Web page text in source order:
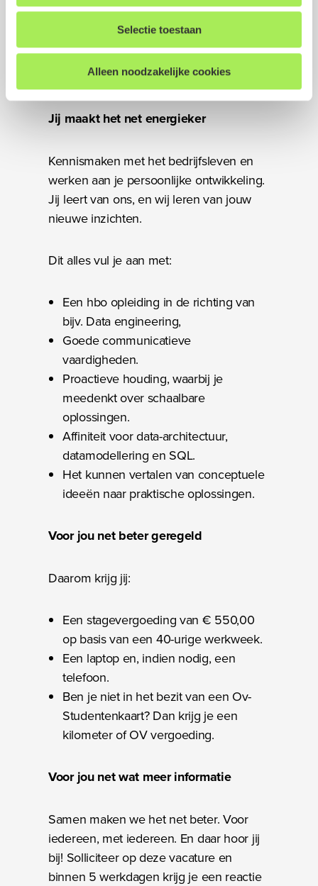
hebt u de mogelijkheid om uw gegeven toestemming te
allen tijde in te trekken. Dit kunt u doen door onderin op
We werken samen met17 derdendie uw gegevens
kunnen ontvangen en verwerken.
Selectie toestaan
Alleen noodzakelijke cookies
open, inhoudelijk gedreven en
samenwerkingsgericht en er is altijd tijd
voor een grapje.
Jij maakt het net energieker
Kennismaken met het bedrijfsleven en
werken aan je persoonlijke ontwikkeling.
Jij leert van ons, en wij leren van jouw
nieuwe inzichten.
Dit alles vul je aan met:
Een hbo opleiding in de richting van
bijv. Data engineering,
Goede communicatieve
vaardigheden.
Proactieve houding, waarbij je
meedenkt over schaalbare
oplossingen.
Affiniteit voor data-architectuur,
datamodellering en SQL.
Het kunnen vertalen van conceptuele
ideeën naar praktische oplossingen.
Voor jou net beter geregeld
Daarom krijg jij:
Een stagevergoeding van € 550,00
op basis van een 40-urige werkweek.
Een laptop en, indien nodig, een
telefoon.
Ben je niet in het bezit van een Ov-
Studentenkaart? Dan krijg je een
kilometer of OV vergoeding.
Voor jou net wat meer informatie
Samen maken we het net beter. Voor
iedereen, met iedereen. En daar hoor jij
bij! Solliciteer op deze vacature en
binnen 5 werkdagen krijg je een reactie